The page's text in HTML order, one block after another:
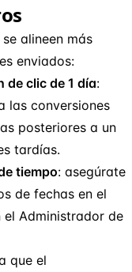
alineen más
enviados:
de clic de 1 día:
las conversiones
posteriores a un
tardías.
tiempo: asegúrate
de fechas en el
el Administrador de
que el